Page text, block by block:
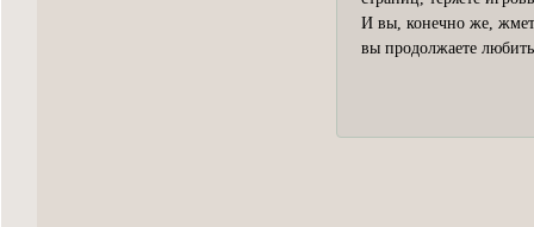
И вы, конечно же,
вы продолжаете